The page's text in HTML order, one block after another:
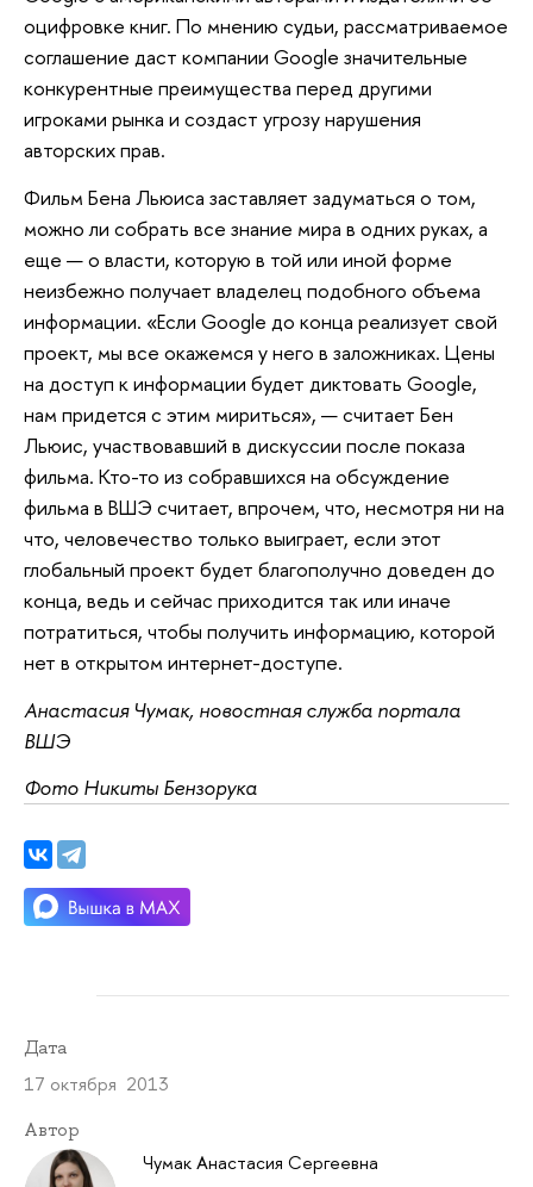
оцифровке книг. По мнению судьи, рассматриваемое
соглашение даст компании Google значительные
конкурентные преимущества перед другими
игроками рынка и создаст угрозу нарушения
авторских прав.
Фильм Бена Льюиса заставляет задуматься о том,
можно ли собрать все знание мира в одних руках, а
еще — о власти, которую в той или иной форме
неизбежно получает владелец подобного объема
информации. «Если Google до конца реализует свой
проект, мы все окажемся у него в заложниках. Цены
на доступ к информации будет диктовать Google,
нам придется с этим мириться», — считает Бен
Льюис, участвовавший в дискуссии после показа
фильма. Кто-то из собравшихся на обсуждение
фильма в ВШЭ считает, впрочем, что, несмотря ни на
что, человечество только выиграет, если этот
глобальный проект будет благополучно доведен до
конца, ведь и сейчас приходится так или иначе
потратиться, чтобы получить информацию, которой
нет в открытом интернет-доступе.
Анастасия Чумак, новостная служба портала
ВШЭ
Фото Никиты Бензорука
Дата
17 октября 2013
Автор
Чумак Анастасия Сергеевна